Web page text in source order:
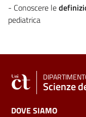
- Conoscere le
pediatrica
Scienze
DOVE SIAMO